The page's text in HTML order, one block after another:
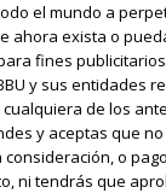
el mundo a
ahora exista o
fines
y sus entidades
cualquiera de los
y aceptas que
o
ni tendrás que